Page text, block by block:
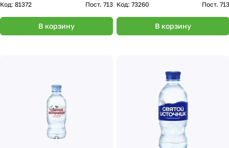
Код: 81372 Пост. 713
В корзину
Код: 73260 Пост. 713
В корзину